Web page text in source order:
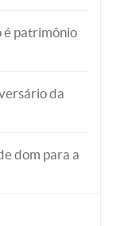
é patrimônio
da
dom para a